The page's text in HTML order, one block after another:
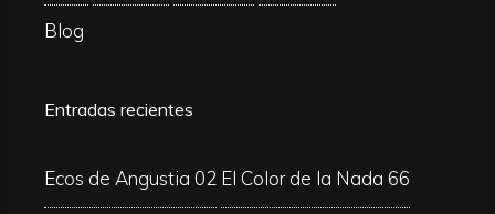
Blog
Entradas recientes
Ecos de Angustia 02 El Color de la Nada 66